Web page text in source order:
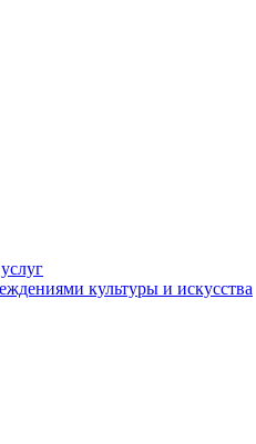
культуры и искусства